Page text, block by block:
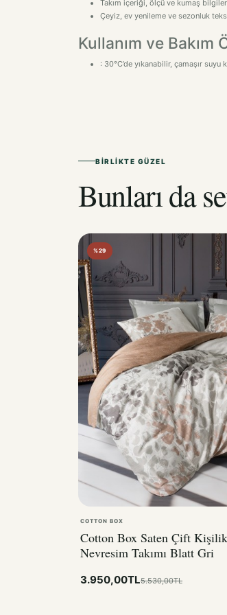
Kullanım ve Bakım
Bunları da
COTTON BOX
Cotton Box Saten Çift Kişilik
Nevresim Takımı Blatt Gri
3.950,00TL 5.530,00TL